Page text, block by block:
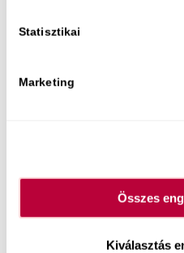
Statisztikai
Marketing
Összes
Kiválasztás
Nyíltan a szexről –